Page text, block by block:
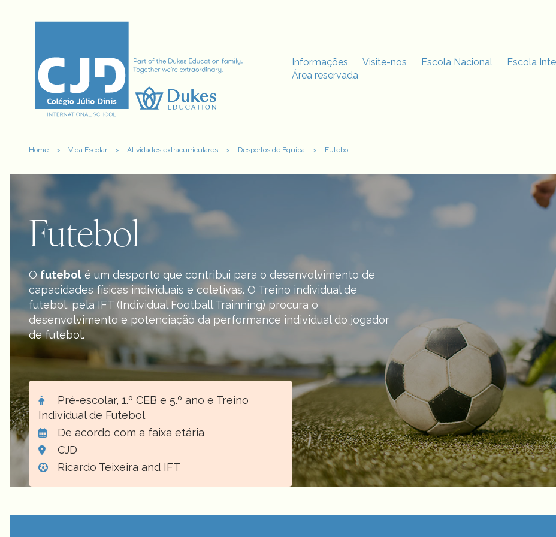
Informações Visite-nos Escola Nacional
Escola
Área reservada
Home > Vida Escolar > Atividades extracurriculares > Desportos de Equipa > Futebol
Futebol
Ofutebolé um desporto que contribui para o desenvolvimento de
capacidades físicas individuais e coletivas. O Treino individual de
futebol, pela IFT (Individual Football Trainning) procura o
desenvolvimento e potenciação da performance individual do jogador
de futebol.
Pré-escolar, 1.º CEB e 5.º ano e Treino
Individual de Futebol
De acordo com a faixa etária
CJD
Ricardo Teixeira and IFT